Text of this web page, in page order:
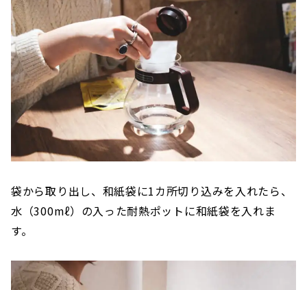
袋から取り出し、和紙袋に1カ所切り込みを入れたら、
水（300mℓ）の入った耐熱ポットに和紙袋を入れま
す。